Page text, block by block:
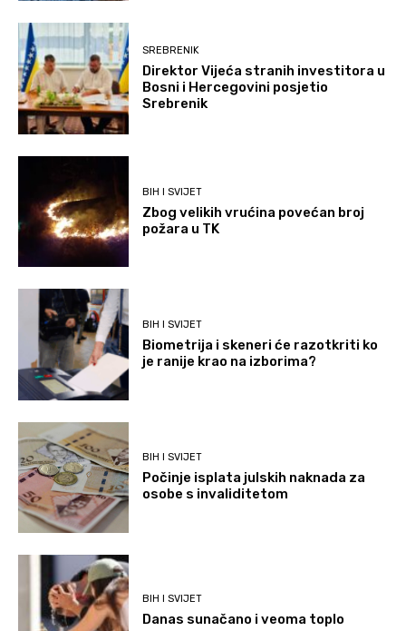
SREBRENIK
Direktor Vijeća stranih investitora u
Bosni i Hercegovini posjetio
Srebrenik
BIH I SVIJET
Zbog velikih vrućina povećan broj
požara u TK
BIH I SVIJET
Biometrija i skeneri će razotkriti ko
je ranije krao na izborima?
BIH I SVIJET
Počinje isplata julskih naknada za
osobe s invaliditetom
BIH I SVIJET
Danas sunačano i veoma toplo